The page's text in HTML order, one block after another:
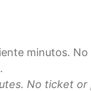
minutos. No
No ticket